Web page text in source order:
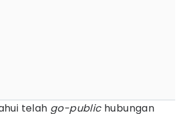
telah go-publichubungan